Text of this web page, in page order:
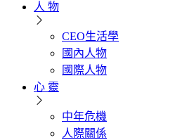
人 物
CEO生活學
國內人物
國際人物
心 靈
中年危機
人際關係